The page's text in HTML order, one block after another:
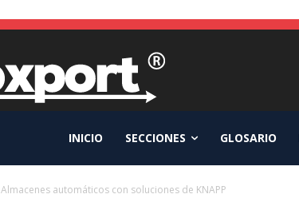
INICIO SECCIONES GLOSARIO
Almacenes automáticos con soluciones de KNAPP